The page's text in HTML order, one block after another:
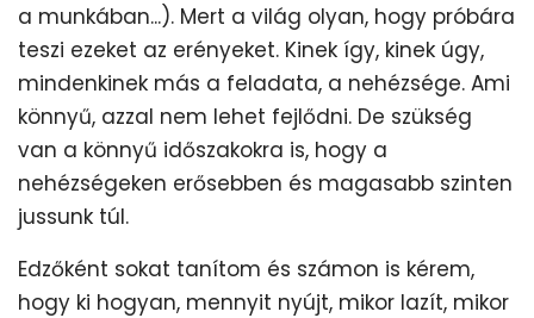
a munkában...). Mert a világ olyan, hogy próbára
teszi ezeket az erényeket. Kinek így, kinek úgy,
mindenkinek más a feladata, a nehézsége. Ami
könnyű, azzal nem lehet fejlődni. De szükség
van a könnyű időszakokra is, hogy a
nehézségeken erősebben és magasabb szinten
jussunk túl.
Edzőként sokat tanítom és számon is kérem,
hogy ki hogyan, mennyit nyújt, mikor lazít, mikor